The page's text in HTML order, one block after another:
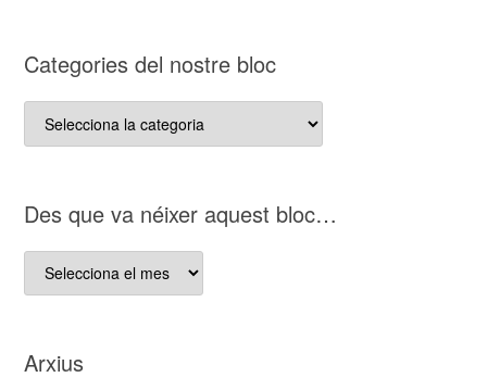
Categories del nostre bloc
Categories
del
D es que va néixer aquest bloc…
D es
que
aquest
Arxius